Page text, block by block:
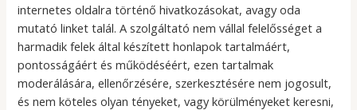
internetes oldalra történő hivatkozásokat, avagy oda
mutató linket talál. A szolgáltató nem vállal felelősséget a
harmadik felek által készített honlapok tartalmáért,
pontosságáért és működéséért, ezen tartalmak
moderálására, ellenőrzésére, szerkesztésére nem jogosult,
és nem köteles olyan tényeket, vagy körülményeket keresni,